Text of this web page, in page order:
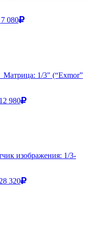
7 080
Матрица: 1/3" (“Exmor”
12 980
изображения: 1/3-
320